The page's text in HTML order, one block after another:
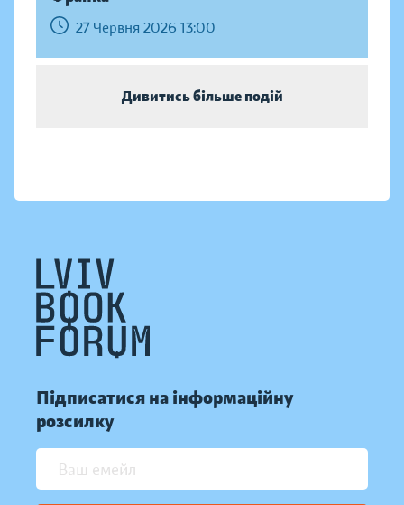
27 Червня 2026 13:00
Дивитись більше подій
Підписатися на інформаційну
розсилку